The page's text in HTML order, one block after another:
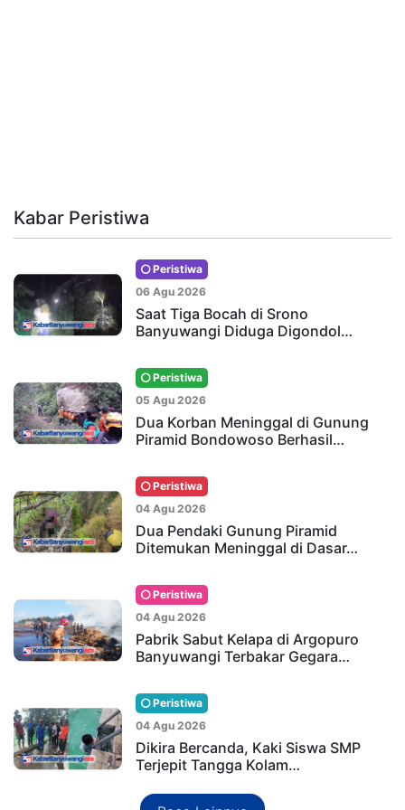
Kabar Peristiwa
Peristiwa
06 Agu 2026
Saat Tiga Bocah di Srono
Banyuwangi Diduga Digondol…
Peristiwa
05 Agu 2026
Dua Korban Meninggal di Gunung
Piramid Bondowoso Berhasil…
Peristiwa
04 Agu 2026
Dua Pendaki Gunung Piramid
Ditemukan Meninggal di Dasar…
Peristiwa
04 Agu 2026
Pabrik Sabut Kelapa di Argopuro
Banyuwangi Terbakar Gegara…
Peristiwa
04 Agu 2026
Dikira Bercanda, Kaki Siswa SMP
Terjepit Tangga Kolam…